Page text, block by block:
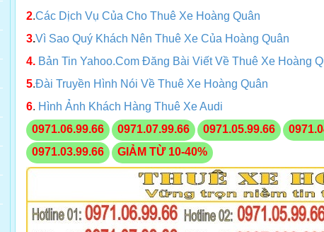
2.Các Dịch Vụ Của Cho Thuê Xe Hoàng Quân
3.Vì Sao Quý Khách Nên Thuê Xe Của Hoàng Quân
4. Bản Tin Yahoo.Com Đăng Bài Viết Về Thuê Xe Hoàng
5.Đài Truyền Hình Nói Về Thuê Xe Hoàng Quân
6. Hình Ảnh Khách Hàng Thuê Xe Audi
0971.06.99.66
0971.07.99.66 0971.05.99.66
0971.03.99.66
GIẢM TỪ 10-40%